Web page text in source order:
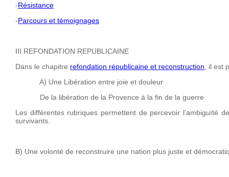
-Résistance
-Parcours et témoignages
III.REFONDATION REPUBLICAINE
Dans le chapitre refondation républicaine et reconstruction, il est
A) Une Libération entre joie et douleur
De la libération de la Provence à la fin de la guerre
Les différentes rubriques permettent de percevoir l’ambiguïté
survivants.
B) Une volonté de reconstruire une nation plus juste et